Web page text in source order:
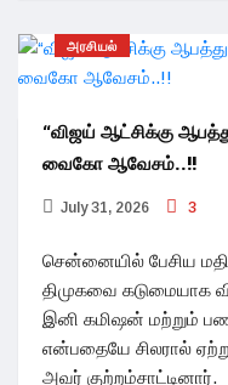
அரசியல்
“விஜய் ஆட்சிக்கு
வைகோ ஆவேசம்..!!
July 31, 2026 3
சென்னையில் பேசிய
திமுகவை கடுமையாக
இனி கமிஷன் மற்றும்
என்பதையே சிலரால்
அவர்